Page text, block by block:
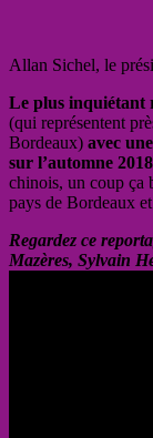
Allan Sichel, le
Le plus inquiétant
(qui représentent
Bordeaux) avec
sur l’automne
chinois, un coup ça
pays de Bordeaux
Regardez ce
Mazères, Sylvain